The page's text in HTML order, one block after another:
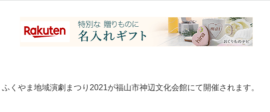
ふくやま地域演劇まつり2021が福山市神辺文化会館にて開催されます。